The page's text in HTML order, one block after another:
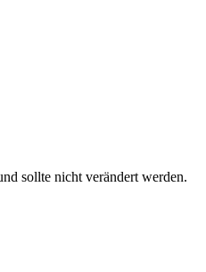
sollte nicht verändert werden.